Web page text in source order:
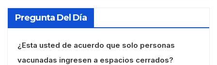
Pregunta Del Día
¿Esta usted de acuerdo que solo personas
vacunadas ingresen a espacios cerrados?